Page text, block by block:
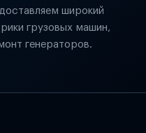
широкий
грузовых машин,
генераторов.